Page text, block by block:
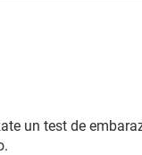
un test de